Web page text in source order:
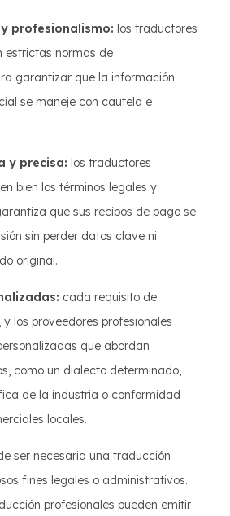
profesionalismo: los traductores
estrictas normas de
garantizar que la información
se maneje con cautela e
y precisa: los traductores
bien los términos legales y
que sus recibos de pago se
sin perder datos clave ni
original.
cada requisito de
los proveedores profesionales
que abordan
como un dialecto determinado,
de la industria o conformidad
locales.
ser necesaria una traducción
fines legales o administrativos.
profesionales pueden emitir